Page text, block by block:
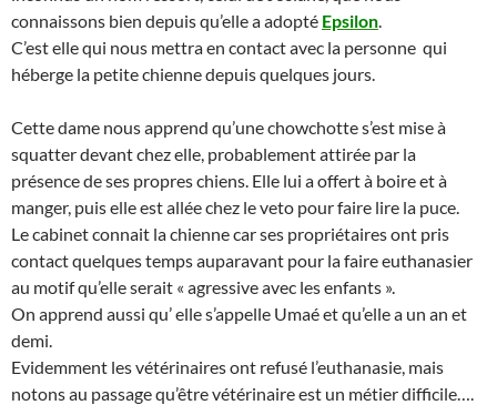
connaissons bien depuis qu’elle a adopté Epsilon.
C’est elle qui nous mettra en contact avec la personne qui
héberge la petite chienne depuis quelques jours.
Cette dame nous apprend qu’une chowchotte s’est mise à
squatter devant chez elle, probablement attirée par la
présence de ses propres chiens. Elle lui a offert à boire et à
manger, puis elle est allée chez le veto pour faire lire la puce.
Le cabinet connait la chienne car ses propriétaires ont pris
contact quelques temps auparavant pour la faire euthanasier
au motif qu’elle serait « agressive avec les enfants ».
On apprend aussi qu’ elle s’appelle Umaé et qu’elle a un an et
demi.
Evidemment les vétérinaires ont refusé l’euthanasie, mais
notons au passage qu’être vétérinaire est un métier difficile….